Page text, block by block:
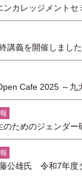
講義を開催しました